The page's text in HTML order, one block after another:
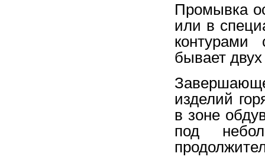
Промывка
или в
бывает
изделий
в зоне
под